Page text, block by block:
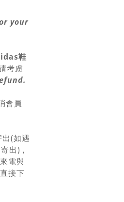
your
鞋
考慮
會員
(如遇
出) ,
電與
接下